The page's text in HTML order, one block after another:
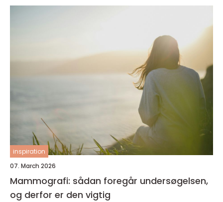
inspiration
07. March 2026
Mammografi: sådan foregår undersøgelsen,
og derfor er den vigtig